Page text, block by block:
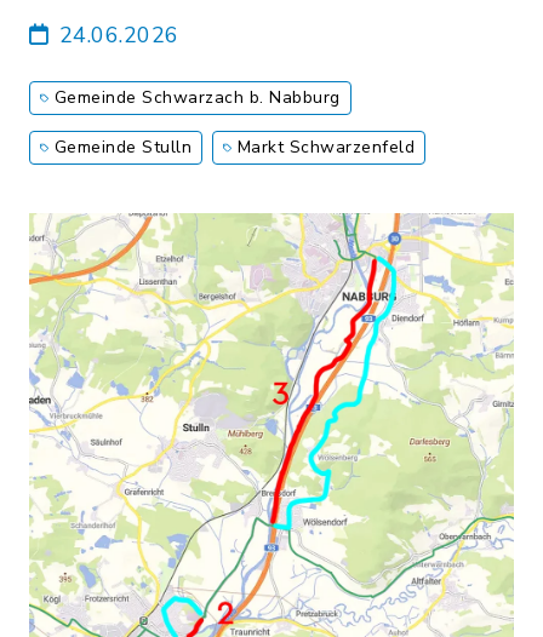
24.06.2026
Gemeinde Schwarzach b. Nabburg
Gemeinde Stulln Markt Schwarzenfeld